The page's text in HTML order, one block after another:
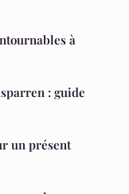
à
: guide
un présent